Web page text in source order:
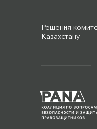
Решения
Казахстану